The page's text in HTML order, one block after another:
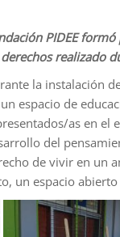
PIDEE
realizado
la instalación
espacio de
as en el
del
de vivir en un
un espacio